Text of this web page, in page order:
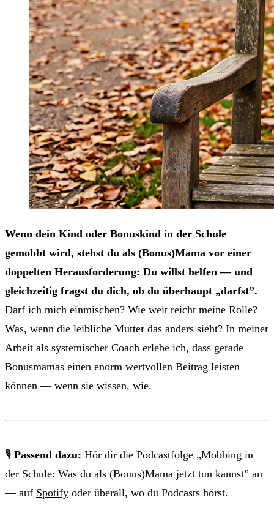
Wenn dein Kind oder Bonuskind in der Schule
gemobbt wird, stehst du als (Bonus)Mama vor einer
doppelten Herausforderung: Du willst helfen — und
gleichzeitig fragst du dich, ob du überhaupt „darfst”.
Darf ich mich einmischen? Wie weit reicht meine Rolle?
Was, wenn die leibliche Mutter das anders sieht? In meiner
Arbeit als systemischer Coach erlebe ich, dass gerade
Bonusmamas einen enorm wertvollen Beitrag leisten
können — wenn sie wissen, wie.
🎙 Passend dazu: Hör dir die Podcastfolge „Mobbing in
der Schule: Was du als (Bonus)Mama jetzt tun kannst” an
— auf Spotify oder überall, wo du Podcasts hörst.